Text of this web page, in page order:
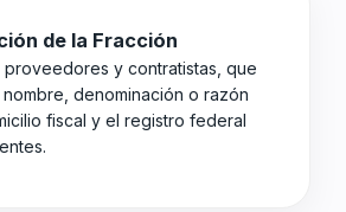
de la Fracción
proveedores y contratistas, que
denominación o razón
fiscal y el registro federal